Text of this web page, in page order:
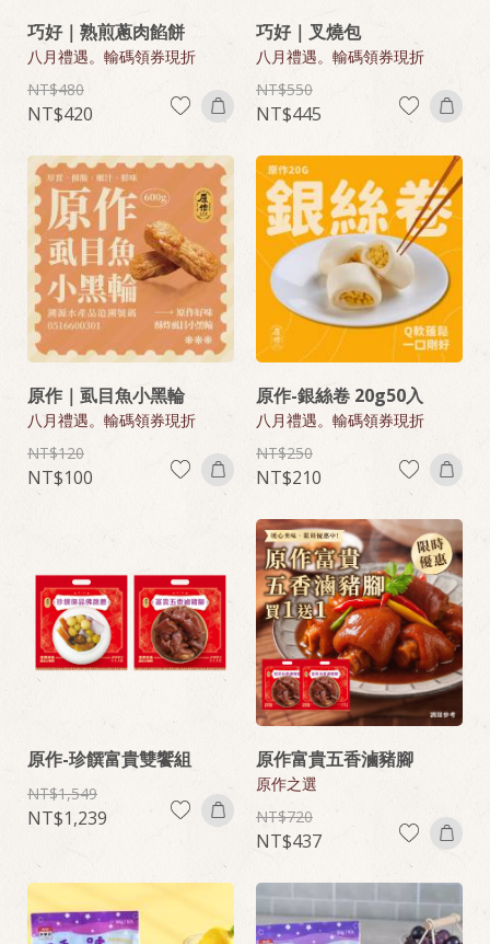
巧好｜熟煎蔥肉餡餅
八月禮遇。輸碼領券現折
480
420
巧好｜叉燒包
八月禮遇。輸碼領券現折
550
445
原作｜虱目魚小黑輪
八月禮遇。輸碼領券現折
120
100
原作-銀絲卷 20g50入
八月禮遇。輸碼領券現折
250
210
原作-珍饌富貴雙饗組
1,549
1,239
原作富貴五香滷豬腳
原作之選
720
437